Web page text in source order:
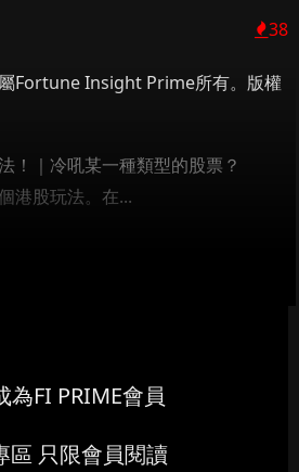
38
Fortune Insight Prime所有。版權
！｜冷吼某一種類型的股票？
港股玩法。在...
為FI PRIME會員
區 只限會員閱讀